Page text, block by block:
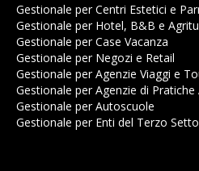
Gestionale per Centri Estetici e
Gestionale per Hotel, B&B e
Gestionale per Case Vacanza
Gestionale per Negozi e Retail
Gestionale per Agenzie Viaggi e
Gestionale per Agenzie di Pratiche
Gestionale per Autoscuole
Gestionale per Enti del Terzo